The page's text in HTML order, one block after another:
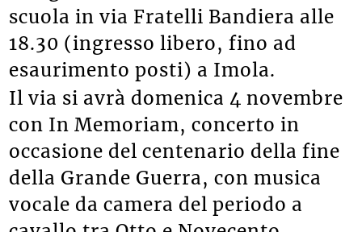
scuola in via Fratelli Bandiera alle
18.30 (ingresso libero, fino ad
esaurimento posti) a Imola.
Il via si avrà domenica 4 novembre
con In Memoriam, concerto in
occasione del centenario della fine
della Grande Guerra, con musica
vocale da camera del periodo a